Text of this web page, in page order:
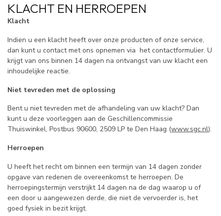
KLACHT EN HERROEPEN
Klacht
Indien u een klacht heeft over onze producten of onze service,
dan kunt u contact met ons opnemen via het contactformulier. U
krijgt van ons binnen 14 dagen na ontvangst van uw klacht een
inhoudelijke reactie.
Niet tevreden met de oplossing
Bent u niet tevreden met de afhandeling van uw klacht? Dan
kunt u deze voorleggen aan de Geschillencommissie
Thuiswinkel, Postbus 90600, 2509 LP te Den Haag (www.sgc.nl).
Herroepen
U heeft het recht om binnen een termijn van 14 dagen zonder
opgave van redenen de overeenkomst te herroepen. De
herroepingstermijn verstrijkt 14 dagen na de dag waarop u of
een door u aangewezen derde, die niet de vervoerder is, het
goed fysiek in bezit krijgt.